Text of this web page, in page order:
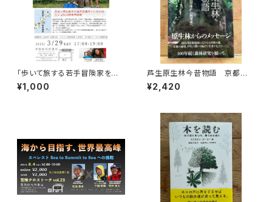
「歩いて旅する若手冒険家を青
田買い！平井佑樹 × 荻田泰永」
録画視聴権
¥1,000
芦生原生林今昔物語 京都大
学芦生演習林から研究林へ
¥2,420